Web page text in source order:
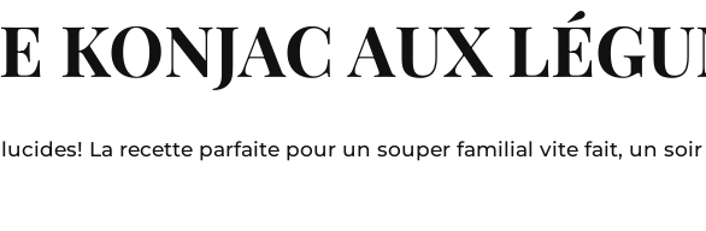
KONJAC AUX
La recette parfaite pour un souper familial vite fait, un soir